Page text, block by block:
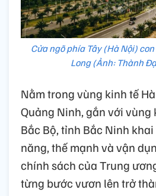
Cửa ngõ phía Tây (Hà Nội)
Long (Ảnh: Thành
Nằm trong vùng kinh tế
Quảng Ninh, gắn với vùng
Bắc Bộ, tỉnh Bắc Ninh
năng, thế mạnh và vận
chính sách của Trung
từng bước vươn lên trở